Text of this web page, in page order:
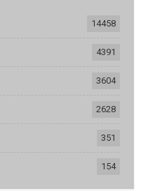
14458
4391
3604
2628
351
154